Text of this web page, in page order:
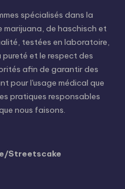
spécialisés dans la
de haschisch et
testées en laboratoire,
pureté et le respect des
afin de garantir des
pour l'usage médical que
pratiques responsables
nous faisons.
Streetscake
(Austria)
(Canada)
(United States)